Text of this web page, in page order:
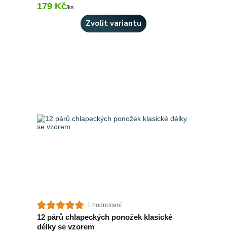
179 Kč/ks
Zvolit variantu
1 hodnocení
12 párů chlapeckých ponožek klasické
délky se vzorem